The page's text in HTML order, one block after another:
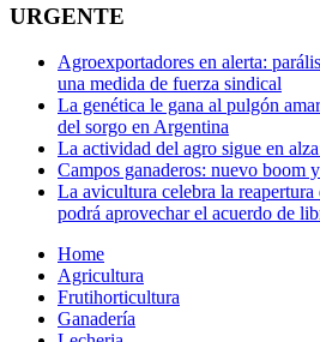
URGENTE
Agroexportadores en alerta:
una medida de fuerza sindical
La genética le gana al pulgón
del sorgo en Argentina
La actividad del agro sigue en
Campos ganaderos: nuevo boom
La avicultura celebra la reapertura
podrá aprovechar el acuerdo de
Home
Agricultura
Frutihorticultura
Ganadería